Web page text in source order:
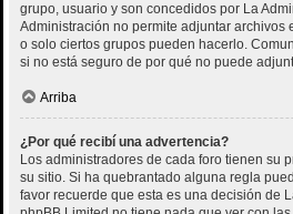
grupo, usuario y son concedidos por La
Administración no permite adjuntar archivos
o solo ciertos grupos pueden hacerlo.
si no está seguro de por qué no puede
Arriba
¿Por qué recibí una advertencia?
Los administradores de cada foro tienen su
su sitio. Si ha quebrantado alguna regla
favor recuerde que esta es una decisión de